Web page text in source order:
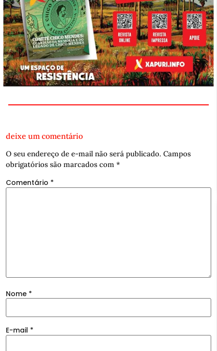
deixe um comentário
O seu endereço de e-mail não será publicado. Campos
obrigatórios são marcados com *
Comentário *
Nome *
E-mail *